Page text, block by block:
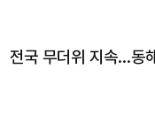
전국 무더위 지속…동